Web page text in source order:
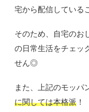
宅から配信している
そのため、自宅のお
の日常生活をチェッ
せん◎
また、上記のモッパ
に関しては本格派 ！